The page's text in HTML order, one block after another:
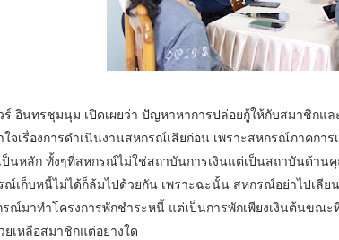
ร์ อินทรชุมนุม เปิดเผยว่า ปัญหาหาการปล่อยกู้ให้กับสมาชิกแ
ใจเรื่องการดำเนินงานสหกรณ์เสียก่อน เพราะสหกรณ์ภาคกา
ป็นหลัก ทั้งๆที่สหกรณ์ไม่ใช่สถาบันการเงินแต่เป็นสถาบันด้า
ณ์เก็บหนี้ไม่ได้ก็ล้มไปด้วยกัน เพราะฉะนั้น สหกรณ์อย่าไปเลี
ณ์มาทำโครงการพักชำระหนี้ แต่เป็นการพักเพียงเงินต้นขณะ
ยเหลือสมาชิกแต่อย่างใด